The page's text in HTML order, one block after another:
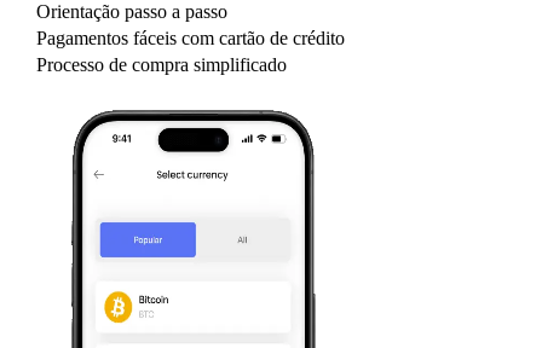
Orientação passo a passo
Pagamentos fáceis com cartão de crédito
Processo de compra simplificado